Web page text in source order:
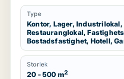
Type
Kontor, Lager,
Restauranglokal,
Bostadsfastighet, Hotell,
Storlek
20 - 500 m2